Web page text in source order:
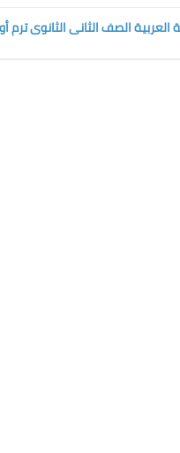
الصف الثانى الثانوى ترم أول